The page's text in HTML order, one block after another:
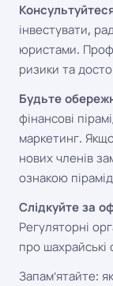
інвестувати,
юристами.
ризики та
Будьте
фінансові
маркетинг.
нових членів
ознакою
Слідкуйте за
Регуляторні
про шахрайські
Запам'ятайте: